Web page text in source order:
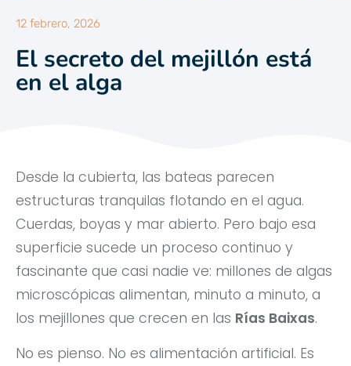
12 febrero, 2026
El secreto del mejillón está
en el alga
Desde la cubierta, las bateas parecen
estructuras tranquilas flotando en el agua.
Cuerdas, boyas y mar abierto. Pero bajo esa
superficie sucede un proceso continuo y
fascinante que casi nadie ve: millones de algas
microscópicas alimentan, minuto a minuto, a
los mejillones que crecen en las Rías Baixas.
No es pienso. No es alimentación artificial. Es